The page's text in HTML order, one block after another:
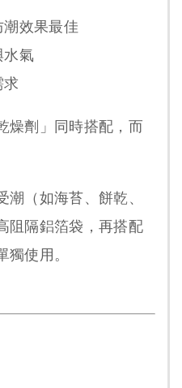
效果最佳
水氣
求
燥劑」同時搭配，而
潮（如海苔、餅乾、
阻隔鋁箔袋，再搭配
使用。